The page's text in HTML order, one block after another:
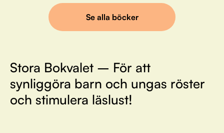
Se alla böcker
Stora Bokvalet – För att
synliggöra barn och ungas röster
och stimulera läslust!